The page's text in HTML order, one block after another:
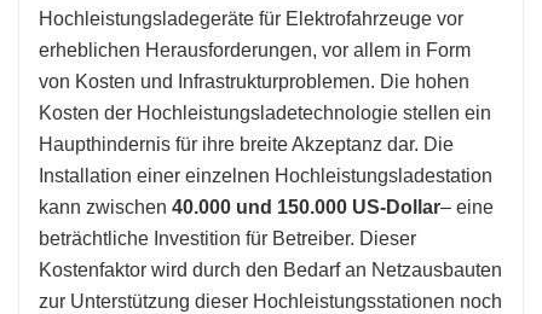
Hochleistungsladegeräte für Elektrofahrzeuge vor
erheblichen Herausforderungen, vor allem in Form
von Kosten und Infrastrukturproblemen. Die hohen
Kosten der Hochleistungsladetechnologie stellen ein
Haupthindernis für ihre breite Akzeptanz dar. Die
Installation einer einzelnen Hochleistungsladestation
kann zwischen 40.000 und 150.000 US-Dollar– eine
beträchtliche Investition für Betreiber. Dieser
Kostenfaktor wird durch den Bedarf an Netzausbauten
zur Unterstützung dieser Hochleistungsstationen noch